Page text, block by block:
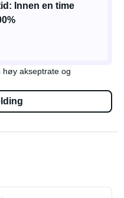
Innen en time
høy akseptrate og